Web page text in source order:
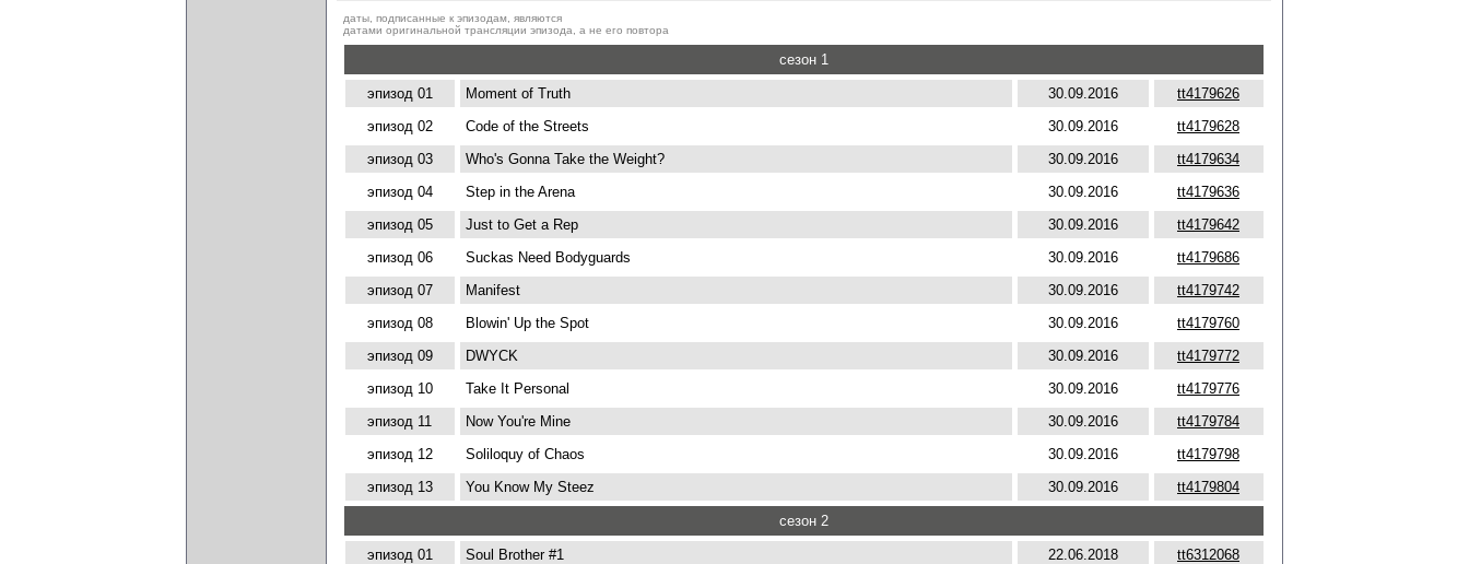
даты, подписанные к эпизодам, являются
датами оригинальной трансляции эпизода, а не его повтора
сезон 1
эпизод 01 Moment of Truth 30.09.2016
tt4179626
эпизод 02
Code of the Streets 30.09.2016
tt4179628
эпизод 03
Who's Gonna Take the Weight? 30.09.2016
tt4179634
эпизод 04
Step in the Arena 30.09.2016
tt4179636
эпизод 05
Just to Get a Rep 30.09.2016
tt4179642
эпизод 06
Suckas Need Bodyguards 30.09.2016
tt4179686
эпизод 07
Manifest 30.09.2016
tt4179742
эпизод 08
Blowin' Up the Spot 30.09.2016
tt4179760
эпизод 09
DWYCK 30.09.2016
tt4179772
эпизод 10
Take It Personal 30.09.2016
tt4179776
эпизод 11
Now You're Mine 30.09.2016
tt4179784
эпизод 12
Soliloquy of Chaos 30.09.2016
tt4179798
эпизод 13
You Know My Steez 30.09.2016 tt4179804
сезон 2
эпизод 01 Soul Brother #1 22.06.2018
tt6312068